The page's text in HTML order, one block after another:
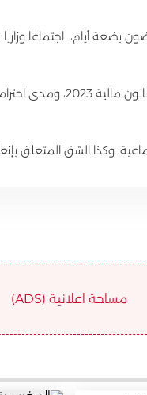
بضعة أيام، اجتماعا وزاريا
الملكية،
وكذا الشق المتعلق
مساحة اعلانية (ADS)